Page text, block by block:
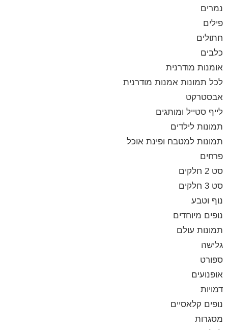
נמרים
פילים
חתולים
כלבים
אומנות מודרנית
לכל תמונות אמנות מודרנית
אבסטרקט
לייף סטייל ומותגים
תמונות לילדים
תמונות למטבח ופינת אוכל
פרחים
סט 2 חלקים
סט 3 חלקים
נוף וטבע
נופים מיוחדים
תמונות עולם
גלישה
ספורט
אופנועים
דמויות
נופים קלאסיים
מסגרות